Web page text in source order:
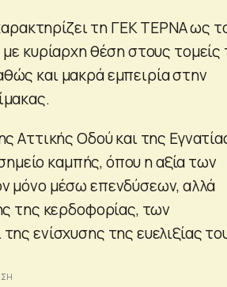
τη ΓΕΚ ΤΕΡΝΑ ως
κυρίαρχη θέση στους
και μακρά εμπειρία στην
Αττικής Οδού και της
καμπής, όπου η αξία των
μόνο μέσω επενδύσεων, αλλά
της κερδοφορίας, των
ενίσχυσης της ευελιξίας